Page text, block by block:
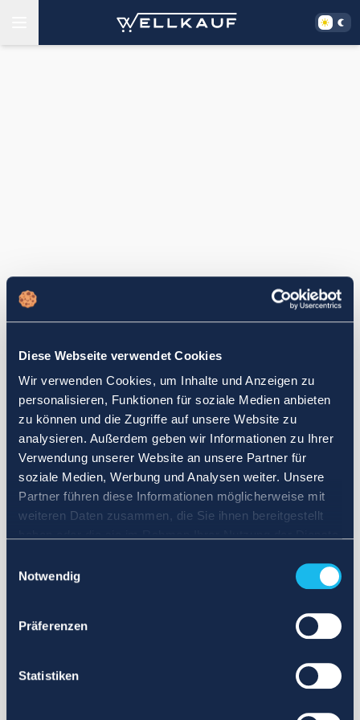
Diese Webseite verwendet Cookies
Wir verwenden Cookies, um Inhalte und Anzeigen zu
personalisieren, Funktionen für soziale Medien anbieten
zu können und die Zugriffe auf unsere Website zu
analysieren. Außerdem geben wir Informationen zu Ihrer
Verwendung unserer Website an unsere Partner für
soziale Medien, Werbung und Analysen weiter. Unsere
Partner führen diese Informationen möglicherweise mit
weiteren Daten zusammen, die Sie ihnen bereitgestellt
Notwendig
Präferenzen
Statistiken